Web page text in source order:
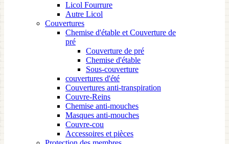
Licol Fourrure
Autre Licol
Couvertures
Chemise d'étable et Couverture de
pré
Couverture de pré
Chemise d'étable
Sous-couverture
couvertures d'été
Couvertures anti-transpiration
Couvre-Reins
Chemise anti-mouches
Masques anti-mouches
Couvre-cou
Accessoires et pièces